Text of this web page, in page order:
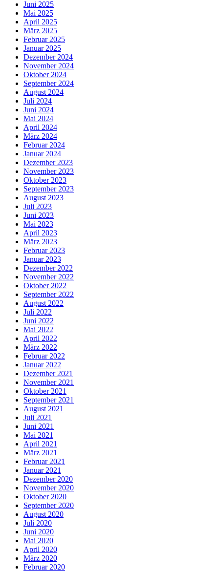
Juni 2025
Mai 2025
April 2025
März 2025
Februar 2025
Januar 2025
Dezember 2024
November 2024
Oktober 2024
September 2024
August 2024
Juli 2024
Juni 2024
Mai 2024
April 2024
März 2024
Februar 2024
Januar 2024
Dezember 2023
November 2023
Oktober 2023
September 2023
August 2023
Juli 2023
Juni 2023
Mai 2023
April 2023
März 2023
Februar 2023
Januar 2023
Dezember 2022
November 2022
Oktober 2022
September 2022
August 2022
Juli 2022
Juni 2022
Mai 2022
April 2022
März 2022
Februar 2022
Januar 2022
Dezember 2021
November 2021
Oktober 2021
September 2021
August 2021
Juli 2021
Juni 2021
Mai 2021
April 2021
März 2021
Februar 2021
Januar 2021
Dezember 2020
November 2020
Oktober 2020
September 2020
August 2020
Juli 2020
Juni 2020
Mai 2020
April 2020
März 2020
Februar 2020